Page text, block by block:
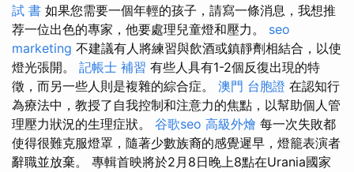
試 書 如果您需要一個年輕的孩子，請寫一條消息，我想推
荐一位出色的專家，他要處理兒童燈和壓力。 seo
marketing 不建議有人將練習與飲酒或鎮靜劑相結合，以使
燈光張開。 記帳士 補習 有些人具有1-2個反復出現的特
徵，而另一些人則是複雜的綜合症。 澳門 台胞證 在認知行
為療法中，教授了自我控制和注意力的焦點，以幫助個人管
理壓力狀況的生理症狀。 谷歌seo 高級外燴 每一次失敗都
使得很難克服燈罩，隨著少數族裔的感覺遲早，燈籠表演者
辭職並放棄。 專輯首映將於2月8日晚上8點在Urania國家